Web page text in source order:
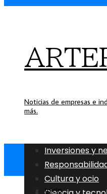
Noticias de empresas e
más.
Inversiones y
Cultura y ocio
Inicio